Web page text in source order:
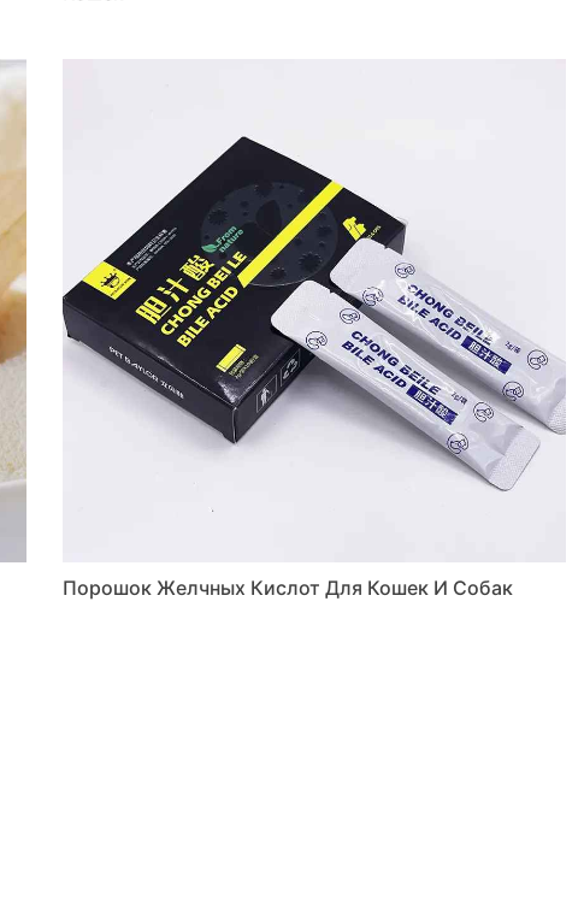
Порошок Желчных Кислот Для Кошек И Собак